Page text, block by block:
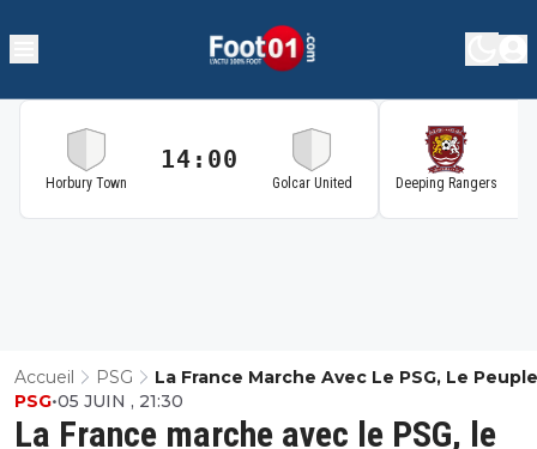
Horbury Town
14:00
Golcar United Deeping Rangers
Accueil PSG
La France Marche Avec Le PSG, Le
Tranché
La France marche avec le PSG, le
PSG•05 JUIN , 21:30